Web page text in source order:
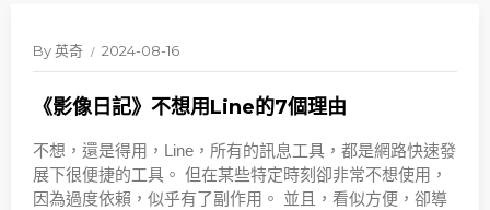
By英奇 2024-08-16
《影像日記》不想用Line的7個理由
不想，還是得用，Line，所有的訊息工具，都是網路快速發
展下很便捷的工具。 但在某些特定時刻卻非常不想使用，
因為過度依賴，似乎有了副作用。 並且，看似方便，卻導